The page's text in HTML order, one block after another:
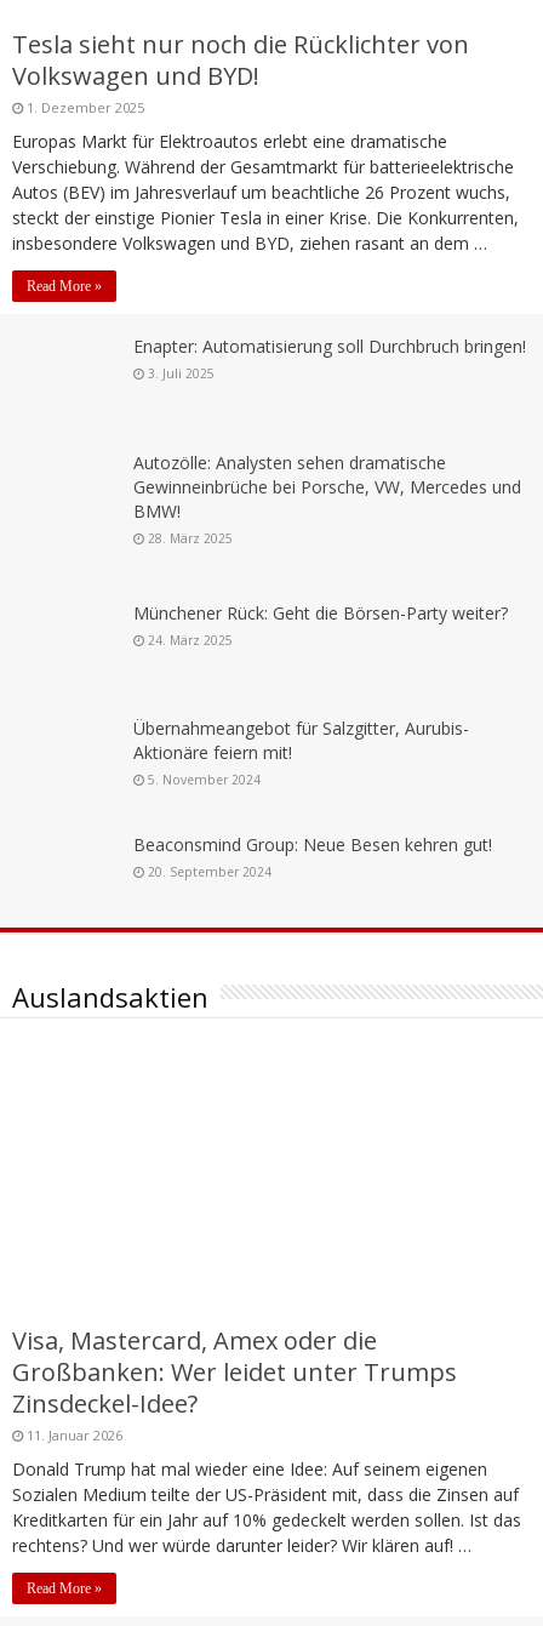
Tesla sieht nur noch die Rücklichter von
Volkswagen und BYD!
1. Dezember 2025
Europas Markt für Elektroautos erlebt eine dramatische
Verschiebung. Während der Gesamtmarkt für batterieelektrische
Autos (BEV) im Jahresverlauf um beachtliche 26 Prozent wuchs,
steckt der einstige Pionier Tesla in einer Krise. Die Konkurrenten,
insbesondere Volkswagen und BYD, ziehen rasant an dem …
Read More »
Enapter: Automatisierung soll Durchbruch bringen!
3. Juli 2025
Autozölle: Analysten sehen dramatische
Gewinneinbrüche bei Porsche, VW, Mercedes und
BMW!
28. März 2025
Münchener Rück: Geht die Börsen-Party weiter?
24. März 2025
Übernahmeangebot für Salzgitter, Aurubis-
Aktionäre feiern mit!
5. November 2024
Beaconsmind Group: Neue Besen kehren gut!
20. September 2024
Auslandsaktien
Visa, Mastercard, Amex oder die
Großbanken: Wer leidet unter Trumps
Zinsdeckel-Idee?
11. Januar 2026
Donald Trump hat mal wieder eine Idee: Auf seinem eigenen
Sozialen Medium teilte der US-Präsident mit, dass die Zinsen auf
Kreditkarten für ein Jahr auf 10% gedeckelt werden sollen. Ist das
rechtens? Und wer würde darunter leider? Wir klären auf! …
Read More »